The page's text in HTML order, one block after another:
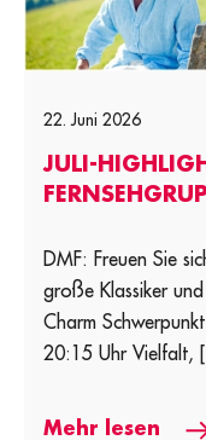
22. Juni 2026
JULI-
DMF: Freuen Sie
große Klassiker
Charm
20:15 Uhr Vielfalt,
Mehr lesen